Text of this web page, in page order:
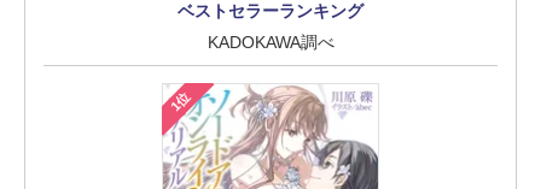
ベストセラーランキング
KADOKAWA調べ
1位